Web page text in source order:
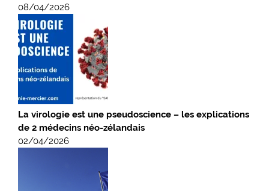
08/04/2026
La virologie est une pseudoscience – les explications
de 2 médecins néo-zélandais
02/04/2026